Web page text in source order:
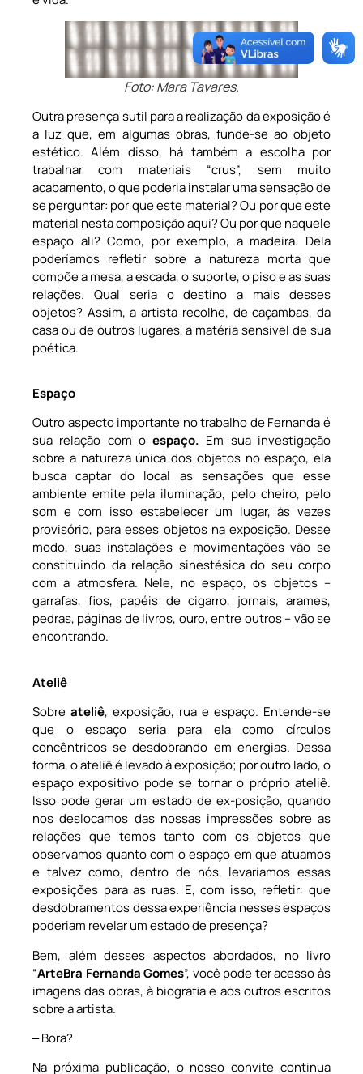
Foto: Mara Tavares.
Outra presença sutil para a realização da exposição é
a luz que, em algumas obras, funde-se ao objeto
estético. Além disso, há também a escolha por
trabalhar com materiais “crus”, sem muito
acabamento, o que poderia instalar uma sensação de
se perguntar: por que este material? Ou por que este
material nesta composição aqui? Ou por que naquele
espaço ali? Como, por exemplo, a madeira. Dela
poderíamos refletir sobre a natureza morta que
compõe a mesa, a escada, o suporte, o piso e as suas
relações. Qual seria o destino a mais desses
objetos? Assim, a artista recolhe, de caçambas, da
casa ou de outros lugares, a matéria sensível de sua
poética.
Espaço
Outro aspecto importante no trabalho de Fernanda é
sua relação com oespaço. Em sua investigação
sobre a natureza única dos objetos no espaço, ela
busca captar do local as sensações que esse
ambiente emite pela iluminação, pelo cheiro, pelo
som e com isso estabelecer um lugar, às vezes
provisório, para esses objetos na exposição. Desse
modo, suas instalações e movimentações vão se
constituindo da relação sinestésica do seu corpo
com a atmosfera. Nele, no espaço, os objetos –
garrafas, fios, papéis de cigarro, jornais, arames,
pedras, páginas de livros, ouro, entre outros – vão se
encontrando.
Ateliê
Sobre ateliê, exposição, rua e espaço. Entende-se
que o espaço seria para ela como círculos
concêntricos se desdobrando em energias. Dessa
forma, o ateliê é levado à exposição; por outro lado, o
espaço expositivo pode se tornar o próprio ateliê.
Isso pode gerar um estado de ex-posição, quando
nos deslocamos das nossas impressões sobre as
relações que temos tanto com os objetos que
observamos quanto com o espaço em que atuamos
e talvez como, dentro de nós, levaríamos essas
exposições para as ruas. E, com isso, refletir: que
desdobramentos dessa experiência nesses espaços
poderiam revelar um estado de presença?
Bem, além desses aspectos abordados, no livro
“ArteBra Fernanda Gomes”, você pode ter acesso às
imagens das obras, à biografia e aos outros escritos
sobre a artista.
‒ Bora?
Na próxima publicação, o nosso convite continua